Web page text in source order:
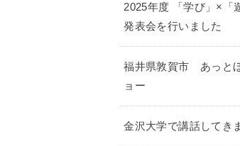
2025年度 「学び」×「
発表会を行いました
福井県敦賀市 あっと
ョー
金沢大学で講話してき